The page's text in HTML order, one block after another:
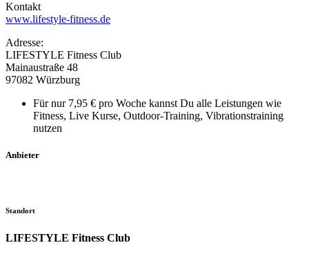
Kontakt
www.lifestyle-fitness.de
Adresse:
LIFESTYLE Fitness Club
Mainaustraße 48
97082 Würzburg
Für nur 7,95 € pro Woche kannst Du alle Leistungen wie
Fitness, Live Kurse, Outdoor-Training, Vibrationstraining
nutzen
Anbieter
Standort
LIFESTYLE Fitness Club